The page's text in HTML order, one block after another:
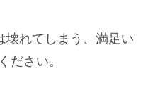
壊れてしまう、満足い
ださい。